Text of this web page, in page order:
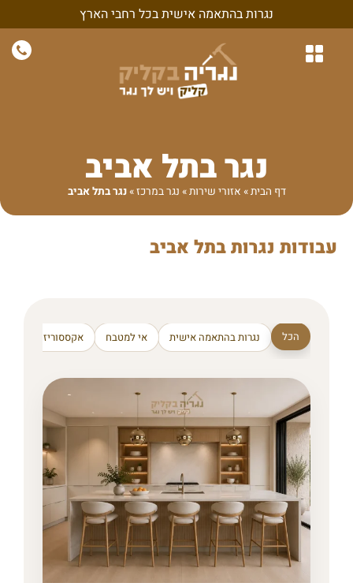
נגרות בהתאמה אישית בכל רחבי הארץ
נגר בתל אביב
דף הבית» אזורי שירות» נגר במרכז»נגר בתל אביב
עבודות נגרות בתל אביב
הכל נגרות בהתאמה אישית אי למטבח אקססוריז